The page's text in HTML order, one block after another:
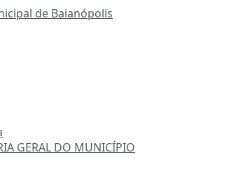
GERAL DO MUNICÍPIO